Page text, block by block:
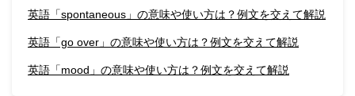
英語「spontaneous」の意味や使い方は？例文を交えて解説
英語「go over」の意味や使い方は？例文を交えて解説
英語「mood」の意味や使い方は？例文を交えて解説